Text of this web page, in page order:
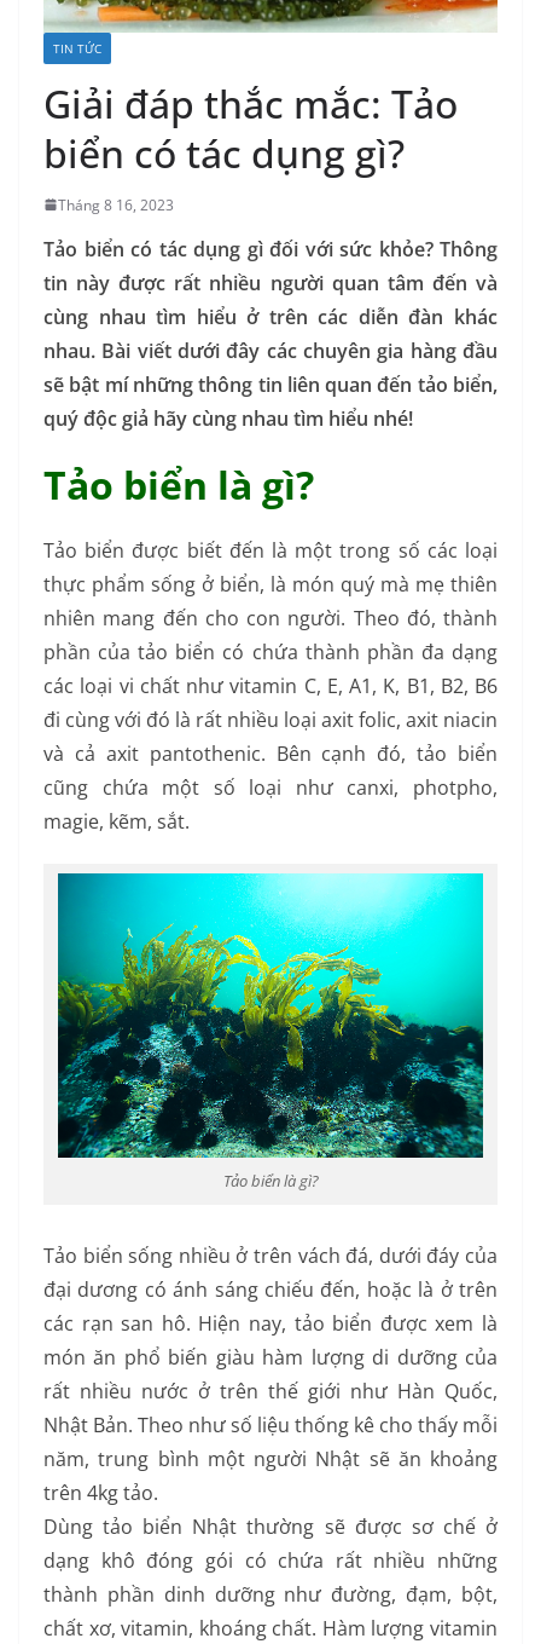
TIN TỨC
Giải đáp thắc mắc: Tảo
biển có tác dụng gì?
Tháng 8 16, 2023
Tảo biển có tác dụng gì đối với sức khỏe? Thông
tin này được rất nhiều người quan tâm đến và
cùng nhau tìm hiểu ở trên các diễn đàn khác
nhau. Bài viết dưới đây các chuyên gia hàng đầu
sẽ bật mí những thông tin liên quan đến tảo biển,
quý độc giả hãy cùng nhau tìm hiểu nhé!
Tảo biển là gì?
Tảo biển được biết đến là một trong số các loại
thực phẩm sống ở biển, là món quý mà mẹ thiên
nhiên mang đến cho con người. Theo đó, thành
phần của tảo biển có chứa thành phần đa dạng
các loại vi chất như vitamin C, E, A1, K, B1, B2, B6
đi cùng với đó là rất nhiều loại axit folic, axit niacin
và cả axit pantothenic. Bên cạnh đó, tảo biển
cũng chứa một số loại như canxi, photpho,
magie, kẽm, sắt.
Tảo biển là gì?
Tảo biển sống nhiều ở trên vách đá, dưới đáy của
đại dương có ánh sáng chiếu đến, hoặc là ở trên
các rạn san hô. Hiện nay, tảo biển được xem là
món ăn phổ biến giàu hàm lượng di dưỡng của
rất nhiều nước ở trên thế giới như Hàn Quốc,
Nhật Bản. Theo như số liệu thống kê cho thấy mỗi
năm, trung bình một người Nhật sẽ ăn khoảng
trên 4kg tảo.
Dùng tảo biển Nhật thường sẽ được sơ chế ở
dạng khô đóng gói có chứa rất nhiều những
thành phần dinh dưỡng như đường, đạm, bột,
chất xơ, vitamin, khoáng chất. Hàm lượng vitamin